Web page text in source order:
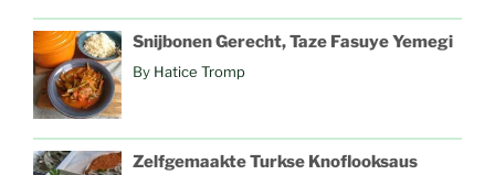
Snijbonen Gerecht, Taze Fasuye Yemegi
By Hatice Tromp
Zelfgemaakte Turkse Knoflooksaus